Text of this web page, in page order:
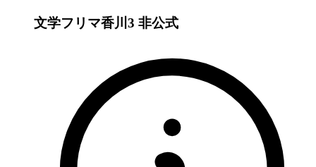
文学フリマ香川3 非公式